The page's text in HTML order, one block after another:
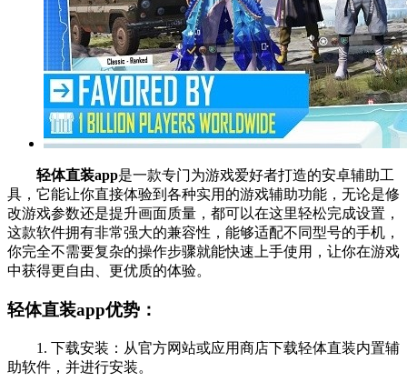
轻体直装app是一款专门为游戏爱好者打造的安卓辅助工
具，它能让你直接体验到各种实用的游戏辅助功能，无论是修
改游戏参数还是提升画面质量，都可以在这里轻松完成设置，
这款软件拥有非常强大的兼容性，能够适配不同型号的手机，
你完全不需要复杂的操作步骤就能快速上手使用，让你在游戏
中获得更自由、更优质的体验。
轻体直装app优势：
1. 下载安装：从官方网站或应用商店下载轻体直装内置辅
助软件，并进行安装。